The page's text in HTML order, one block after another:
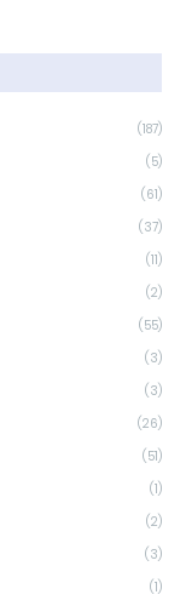
(187)
(5)
(61)
(37)
(11)
(2)
(55)
(3)
(3)
(26)
(51)
(1)
(2)
(3)
(1)